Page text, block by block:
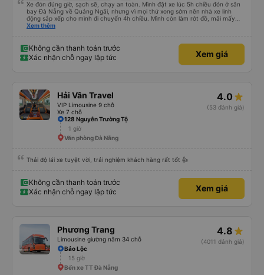
Xe đón đúng giờ, sạch sẽ, chạy an toàn. Mình đặt xe lúc 5h chiều đón ở sân
bay Đà Nẵng về Quảng Ngãi, nhưng vì mọi thứ xong sớm nên nhà xe linh
động sắp xếp cho mình đi chuyến 4h chiều. Mình còn làm rớt đồ, mãi mấy
ngày sau mới phát hiện ra, và phía nhà xe cũng giúp mình tìm lại. Lần sau
Xem thêm
Không cần thanh toán trước
Xác nhận chỗ ngay lập tức
Xem giá
Hải Vân Travel
VIP Limousine 9 chỗ
Xe 7 chỗ
4.0
(53 đánh giá)
128 Nguyễn Trường Tộ
1 giờ
Văn phòng Đà Nẵng
Thái độ lái xe tuyệt vời, trải nghiệm khách hàng rất tốt 👍
Không cần thanh toán trước
Xác nhận chỗ ngay lập tức
Xem giá
Phương Trang
Limousine giường nằm 34 chỗ
4.8
(4011 đánh giá)
Bảo Lộc
15 giờ
Bến xe TT Đà Nẵng